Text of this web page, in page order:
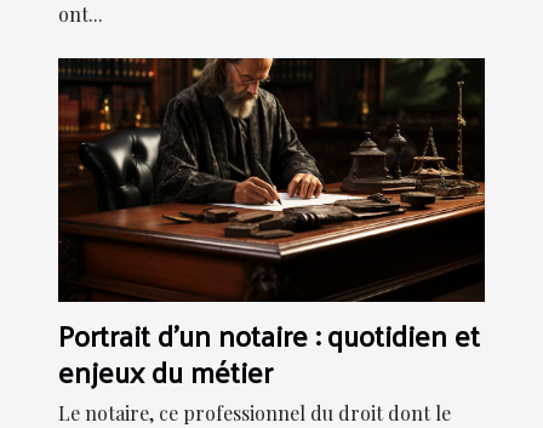
ont...
Portrait d'un notaire : quotidien et
enjeux du métier
Le notaire, ce professionnel du droit dont le